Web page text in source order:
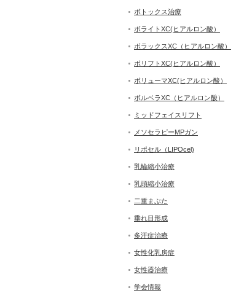
ボトックス治療
ボライトXC(ヒアルロン酸）
ボラックスXC（ヒアルロン酸）
ボリフトXC(ヒアルロン酸）
ボリューマXC(ヒアルロン酸）
ボルベラXC（ヒアルロン酸）
ミッドフェイスリフト
メソセラピーMPガン
リポセル（LIPOcel)
乳輪縮小治療
乳頭縮小治療
二重まぶた
垂れ目形成
多汗症治療
女性化乳房症
女性器治療
学会情報